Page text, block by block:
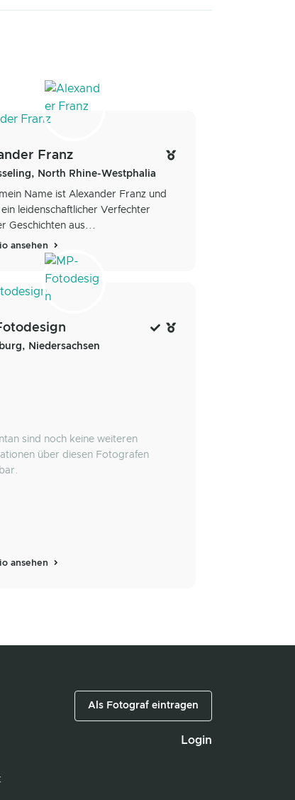
Franz
North Rhine-Westphalia
Name ist Alexander Franz und
ein leidenschaftlicher Verfechter
Geschichten aus...
ansehen
Niedersachsen
sind noch keine weiteren
über diesen Fotografen
ansehen
Als Fotograf eintragen
Login